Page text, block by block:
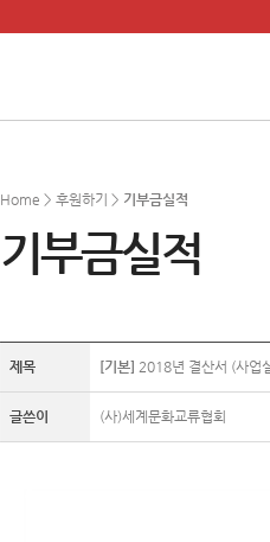
Home > 후원하기 > 기부금실적
기부금실적
제목 [기본] 2018년 결산서 (사업
글쓴이 (사)세계문화교류협회